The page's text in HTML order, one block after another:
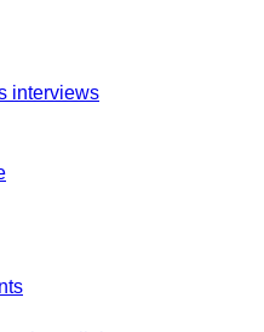
interviews